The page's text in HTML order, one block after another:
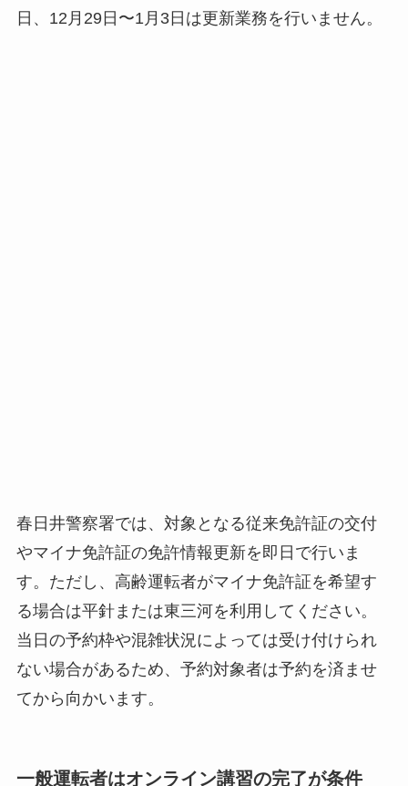
日、12月29日〜1月3日は更新業務を行いません。
春日井警察署では、対象となる従来免許証の交付
やマイナ免許証の免許情報更新を即日で行いま
す。ただし、高齢運転者がマイナ免許証を希望す
る場合は平針または東三河を利用してください。
当日の予約枠や混雑状況によっては受け付けられ
ない場合があるため、予約対象者は予約を済ませ
てから向かいます。
一般運転者はオンライン講習の完了が条件